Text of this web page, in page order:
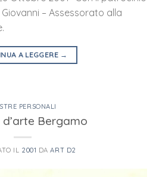
– Assessorato alla
A LEGGERE →
PERSONALI
Bergamo
IL 2001 DAART D2